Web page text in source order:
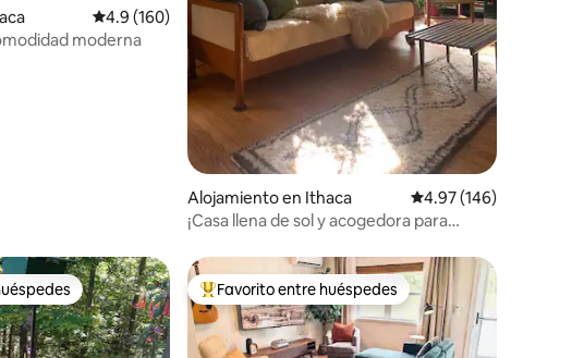
Calificación promedio: 4.9 de 5, 160 reseñas
4.9 (160)
moderna
Alojamiento en Ithaca Calificación promedio:
4.97 (146)
¡Casa llena de sol y acogedora para
preferido Favorito entre huéspedes preferido
Favorito entre huéspedes